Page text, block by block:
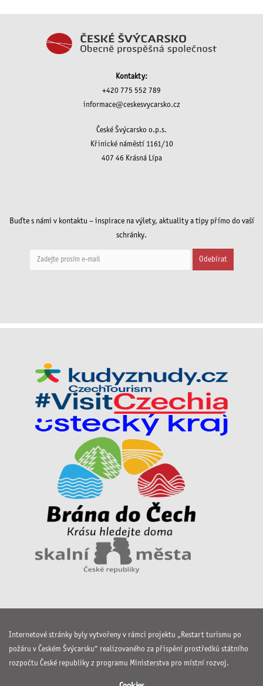
Kontakty:
+420 775 552 789
informace@ceskesvycarsko.cz
České Švýcarsko o.p.s.
Křinické náměstí 1161/10
407 46 Krásná Lípa
Buďte s námi v kontaktu – inspirace na výlety, aktuality a tipy přímo do vaší
schránky.
Odebírat
Internetové stránky byly vytvořeny v rámci projektu „Restart turismu po
požáru v Českém Švýcarsku“ realizovaného za přispění prostředků státního
rozpočtu České republiky z programu Ministerstva pro místní rozvoj.